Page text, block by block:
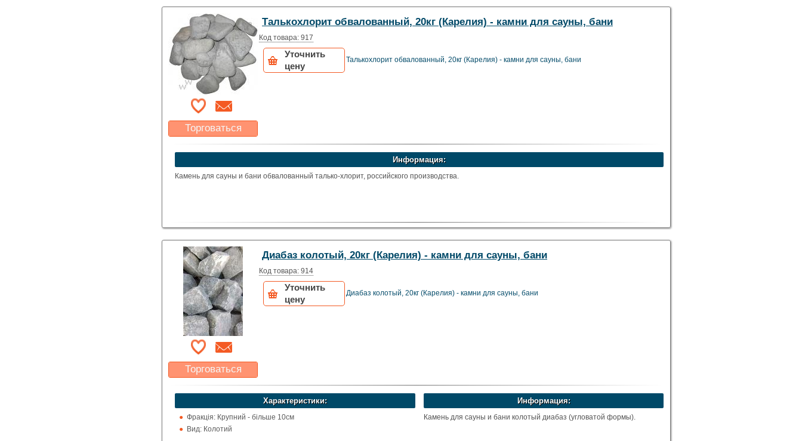
Торговаться
Какая цена Вас
устроит?
Талькохлорит обвалованный, 20кг (Карелия) - камни для сауны, бани
Код товара: 917
Уточнить
цену
Талькохлорит обвалованный, 20кг (Карелия) - камни для сауны, бани
Информация:
Камень для сауны и бани обвалованный талько-хлорит, российского производства.
Торговаться
Какая цена Вас
устроит?
Указать цену
Диабаз колотый, 20кг (Карелия) - камни для сауны, бани
Код товара: 914
Уточнить
цену
Диабаз колотый, 20кг (Карелия) - камни для сауны, бани
Характеристики:
Фракція: Крупний - більше 10см
Вид: Колотий
Информация:
Камень для сауны и бани колотый диабаз (угловатой формы).